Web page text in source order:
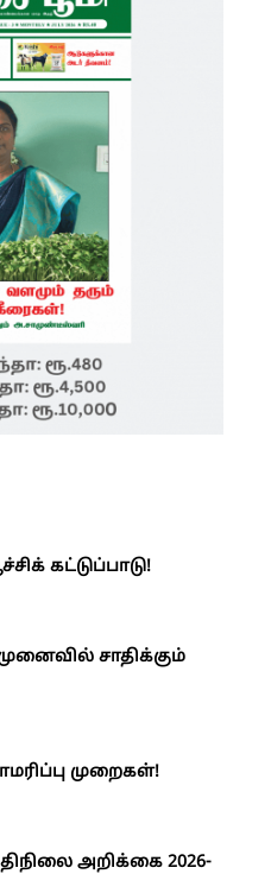
கட்டுப்பாடு!
சாதிக்கும்
முறைகள்!
அறிக்கை 2026-